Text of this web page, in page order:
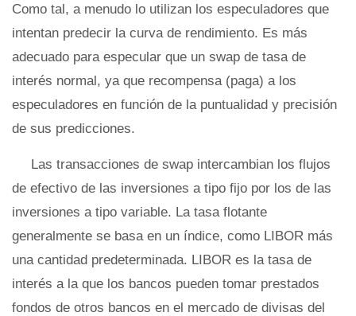
Como tal, a menudo lo utilizan los especuladores que
intentan predecir la curva de rendimiento. Es más
adecuado para especular que un swap de tasa de
interés normal, ya que recompensa (paga) a los
especuladores en función de la puntualidad y precisión
de sus predicciones.
Las transacciones de swap intercambian los flujos
de efectivo de las inversiones a tipo fijo por los de las
inversiones a tipo variable. La tasa flotante
generalmente se basa en un índice, como LIBOR más
una cantidad predeterminada. LIBOR es la tasa de
interés a la que los bancos pueden tomar prestados
fondos de otros bancos en el mercado de divisas del